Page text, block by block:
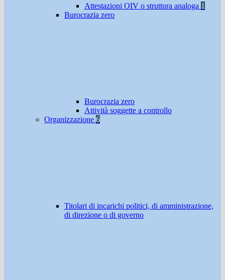
Attestazioni OIV o struttura analoga 1
Burocrazia zero
Burocrazia zero
Attività soggette a controllo
Organizzazione 6
Titolari di incarichi politici, di amministrazione,
di direzione o di governo